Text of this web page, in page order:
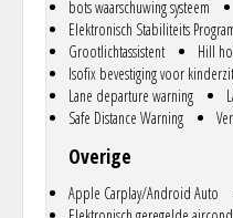
bots waarschuwing systeem
Elektronisch Stabiliteits
Grootlichtassistent
Hill
Isofix bevestiging voor
Lane departure warning
Safe Distance Warning
Overige
Apple Carplay/Android Auto